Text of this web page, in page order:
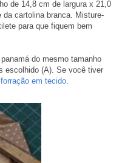
de 14,8 cm de largura x 21,0
cartolina branca. Misture-
para que fiquem bem
do mesmo tamanho
escolhido (A). Se você tiver
em tecido.